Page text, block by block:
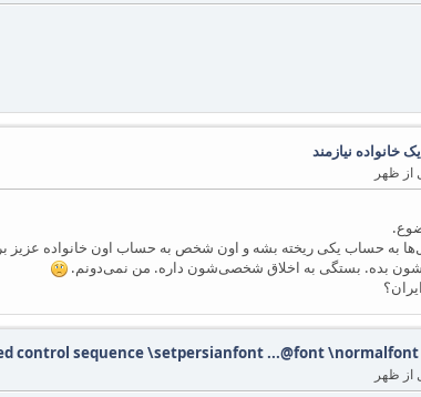
خانواده نیازمند
به حساب یکی ریخته بشه و اون شخص به حساب اون خانواده عزیز
بده. بستگی به اخلاق شخصی‌شون داره. من نمی‌دونم.